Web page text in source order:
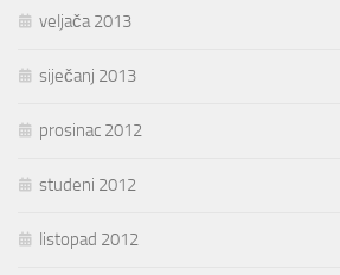
veljača 2013
siječanj 2013
prosinac 2012
studeni 2012
listopad 2012